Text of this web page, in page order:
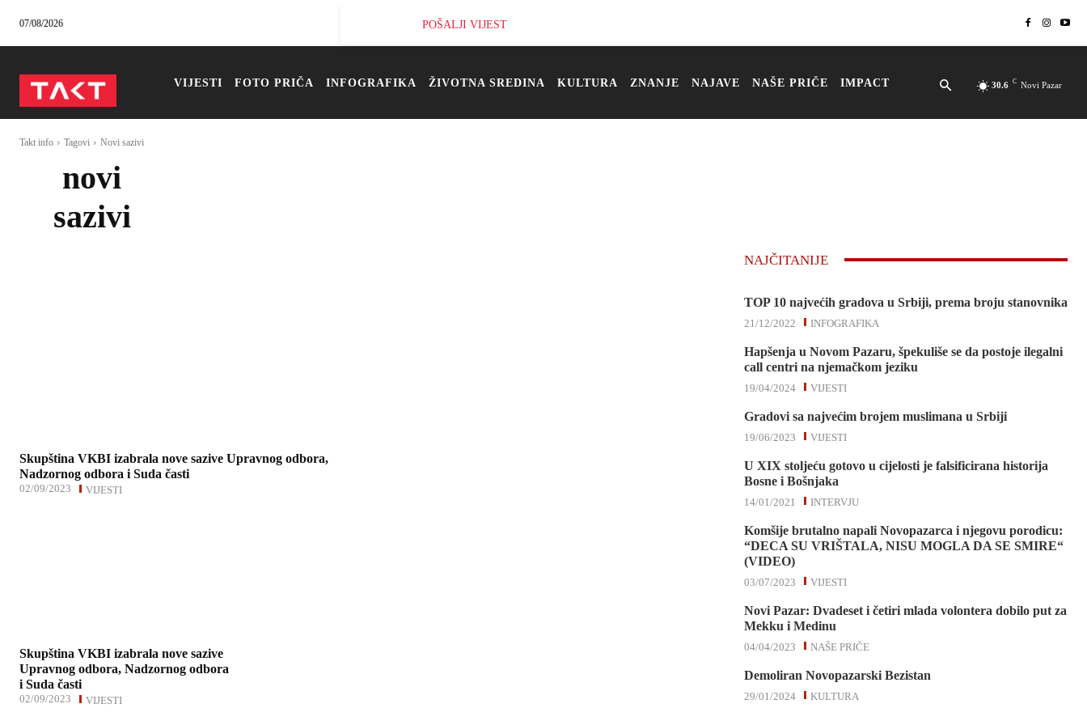
07/08/2026 POŠALJI VIJEST
VIJESTI FOTO PRIČA INFOGRAFIKA ŽIVOTNA SREDINA KULTURA ZNANJE NAJAVE NAŠE PRIČE IMPACT 30.6 C Novi Pazar
Takt info Tagovi Novi sazivi
novi
sazivi
Skupština VKBI izabrala nove sazive Upravnog odbora,
Nadzornog odbora i Suda časti
VIJESTI
02/09/2023
Skupština VKBI izabrala nove sazive
Upravnog odbora, Nadzornog odbora
i Suda časti
VIJESTI
02/09/2023
NAJČITANIJE
TOP 10 najvećih gradova u Srbiji, prema broju stanovnika
INFOGRAFIKA
21/12/2022
Hapšenja u Novom Pazaru, špekuliše se da postoje ilegalni
call centri na njemačkom jeziku
VIJESTI
19/04/2024
Gradovi sa najvećim brojem muslimana u Srbiji
VIJESTI
19/06/2023
U XIX stoljeću gotovo u cijelosti je falsificirana historija
Bosne i Bošnjaka
INTERVJU
14/01/2021
Komšije brutalno napali Novopazarca i njegovu porodicu:
“DECA SU VRIŠTALA, NISU MOGLA DA SE SMIRE“
(VIDEO)
VIJESTI
03/07/2023
Novi Pazar: Dvadeset i četiri mlada volontera dobilo put za
Mekku i Medinu
NAŠE PRIČE
04/04/2023
Demoliran Novopazarski Bezistan
KULTURA
29/01/2024